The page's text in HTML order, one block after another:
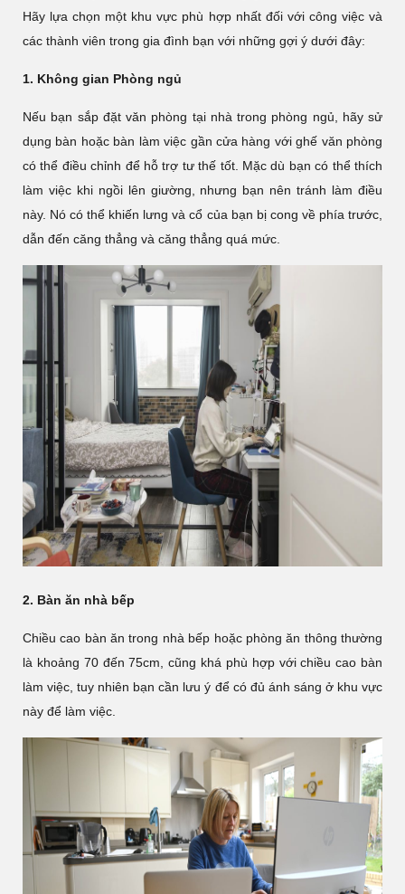
Hãy lựa chọn một khu vực phù hợp nhất đối với công việc và
các thành viên trong gia đình bạn với những gợi ý dưới đây:
1. Không gian Phòng ngủ
Nếu bạn sắp đặt văn phòng tại nhà trong phòng ngủ, hãy sử
dụng bàn hoặc bàn làm việc gần cửa hàng với ghế văn phòng
có thể điều chỉnh để hỗ trợ tư thế tốt. Mặc dù bạn có thể thích
làm việc khi ngồi lên giường, nhưng bạn nên tránh làm điều
này. Nó có thể khiến lưng và cổ của bạn bị cong về phía trước,
dẫn đến căng thẳng và căng thẳng quá mức.
2. Bàn ăn nhà bếp
Chiều cao bàn ăn trong nhà bếp hoặc phòng ăn thông thường
là khoảng 70 đến 75cm, cũng khá phù hợp với chiều cao bàn
làm việc, tuy nhiên bạn cần lưu ý để có đủ ánh sáng ở khu vực
này để làm việc.